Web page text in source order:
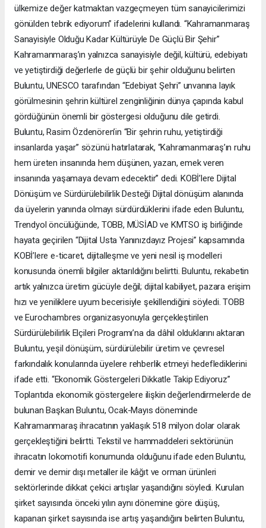
ülkemize değer katmaktan vazgeçmeyen tüm sanayicilerimizi
gönülden tebrik ediyorum” ifadelerini kullandı. “Kahramanmaraş
Sanayisiyle Olduğu Kadar Kültürüyle De Güçlü Bir Şehir”
Kahramanmaraş’ın yalnızca sanayisiyle değil, kültürü, edebiyatı
ve yetiştirdiği değerlerle de güçlü bir şehir olduğunu belirten
Buluntu, UNESCO tarafından “Edebiyat Şehri” unvanına layık
görülmesinin şehrin kültürel zenginliğinin dünya çapında kabul
gördüğünün önemli bir göstergesi olduğunu dile getirdi.
Buluntu, Rasim Özdenören’in “Bir şehrin ruhu, yetiştirdiği
insanlarda yaşar” sözünü hatırlatarak, “Kahramanmaraş’ın ruhu
hem üreten insanında hem düşünen, yazan, emek veren
insanında yaşamaya devam edecektir” dedi. KOBİ’lere Dijital
Dönüşüm ve Sürdürülebilirlik Desteği Dijital dönüşüm alanında
da üyelerin yanında olmayı sürdürdüklerini ifade eden Buluntu,
Trendyol öncülüğünde, TOBB, MÜSİAD ve KMTSO iş birliğinde
hayata geçirilen “Dijital Usta Yanınızdayız Projesi” kapsamında
KOBİ’lere e-ticaret, dijitalleşme ve yeni nesil iş modelleri
konusunda önemli bilgiler aktarıldığını belirtti. Buluntu, rekabetin
artık yalnızca üretim gücüyle değil; dijital kabiliyet, pazara erişim
hızı ve yeniliklere uyum becerisiyle şekillendiğini söyledi. TOBB
ve Eurochambres organizasyonuyla gerçekleştirilen
Sürdürülebilirlik Elçileri Programı’na da dâhil olduklarını aktaran
Buluntu, yeşil dönüşüm, sürdürülebilir üretim ve çevresel
farkındalık konularında üyelere rehberlik etmeyi hedeflediklerini
ifade etti. “Ekonomik Göstergeleri Dikkatle Takip Ediyoruz”
Toplantıda ekonomik göstergelere ilişkin değerlendirmelerde de
bulunan Başkan Buluntu, Ocak-Mayıs döneminde
Kahramanmaraş ihracatının yaklaşık 518 milyon dolar olarak
gerçekleştiğini belirtti. Tekstil ve hammaddeleri sektörünün
ihracatın lokomotifi konumunda olduğunu ifade eden Buluntu,
demir ve demir dışı metaller ile kâğıt ve orman ürünleri
sektörlerinde dikkat çekici artışlar yaşandığını söyledi. Kurulan
şirket sayısında önceki yılın aynı dönemine göre düşüş,
kapanan şirket sayısında ise artış yaşandığını belirten Buluntu,